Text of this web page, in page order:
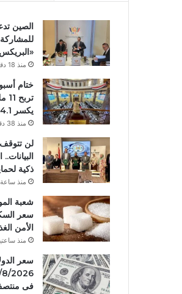
الصين
«البريكس»
منذ 18 دقيقة
ختام
يكسر 4.1 تريليون
منذ 38 دقيقة
لن
ذكية
منذ
شعبة
سعر
الأمن
منذ
سعر
فى